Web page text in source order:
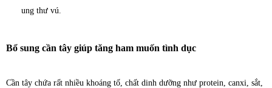
ung thư vú.
Bổ sung cần tây giúp tăng ham muốn tình dục
Cần tây chứa rất nhiều khoáng tố, chất dinh dưỡng như protein, canxi, sắt,